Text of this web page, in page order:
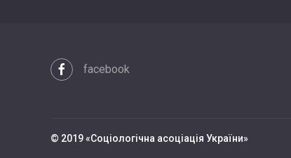
facebook
© 2019 «Cоціологічна асоціація України»